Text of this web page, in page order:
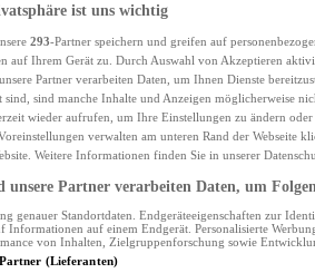
ist uns wichtig
293-Partner speichern und greifen auf
auf Ihrem Gerät zu. Durch Auswahl von Akzeptieren
Partner verarbeiten Daten, um Ihnen Dienste
sind, sind manche Inhalte und Anzeigen möglicherweise
wieder aufrufen, um Ihre Einstellungen zu ändern
verwalten am unteren Rand der Webseite
Weitere Informationen finden Sie in unserer
unsere Partner verarbeiten Daten, um
genauer Standortdaten. Endgeräteeigenschaften zur
Informationen auf einem Endgerät. Personalisierte
von Inhalten, Zielgruppenforschung sowie
(Lieferanten)